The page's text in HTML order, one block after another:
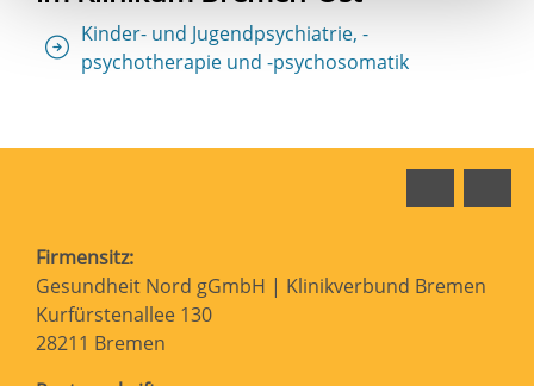
Kinder- und Jugendpsychiatrie, -
psychotherapie und -psychosomatik
Firmensitz:
Gesundheit Nord gGmbH | Klinikverbund Bremen
Kurfürstenallee 130
28211 Bremen